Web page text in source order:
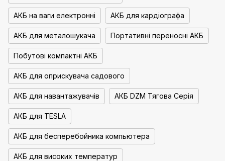
АКБ на ваги електронні АКБ для кардіографа
АКБ для металошукача Портативні переносні АКБ
Побутові компактні АКБ
АКБ для оприскувача садового
АКБ для навантажувачів АКБ DZM Тягова Серія
АКБ для TESLA
АКБ для бесперебойника компьютера
АКБ для високих температур